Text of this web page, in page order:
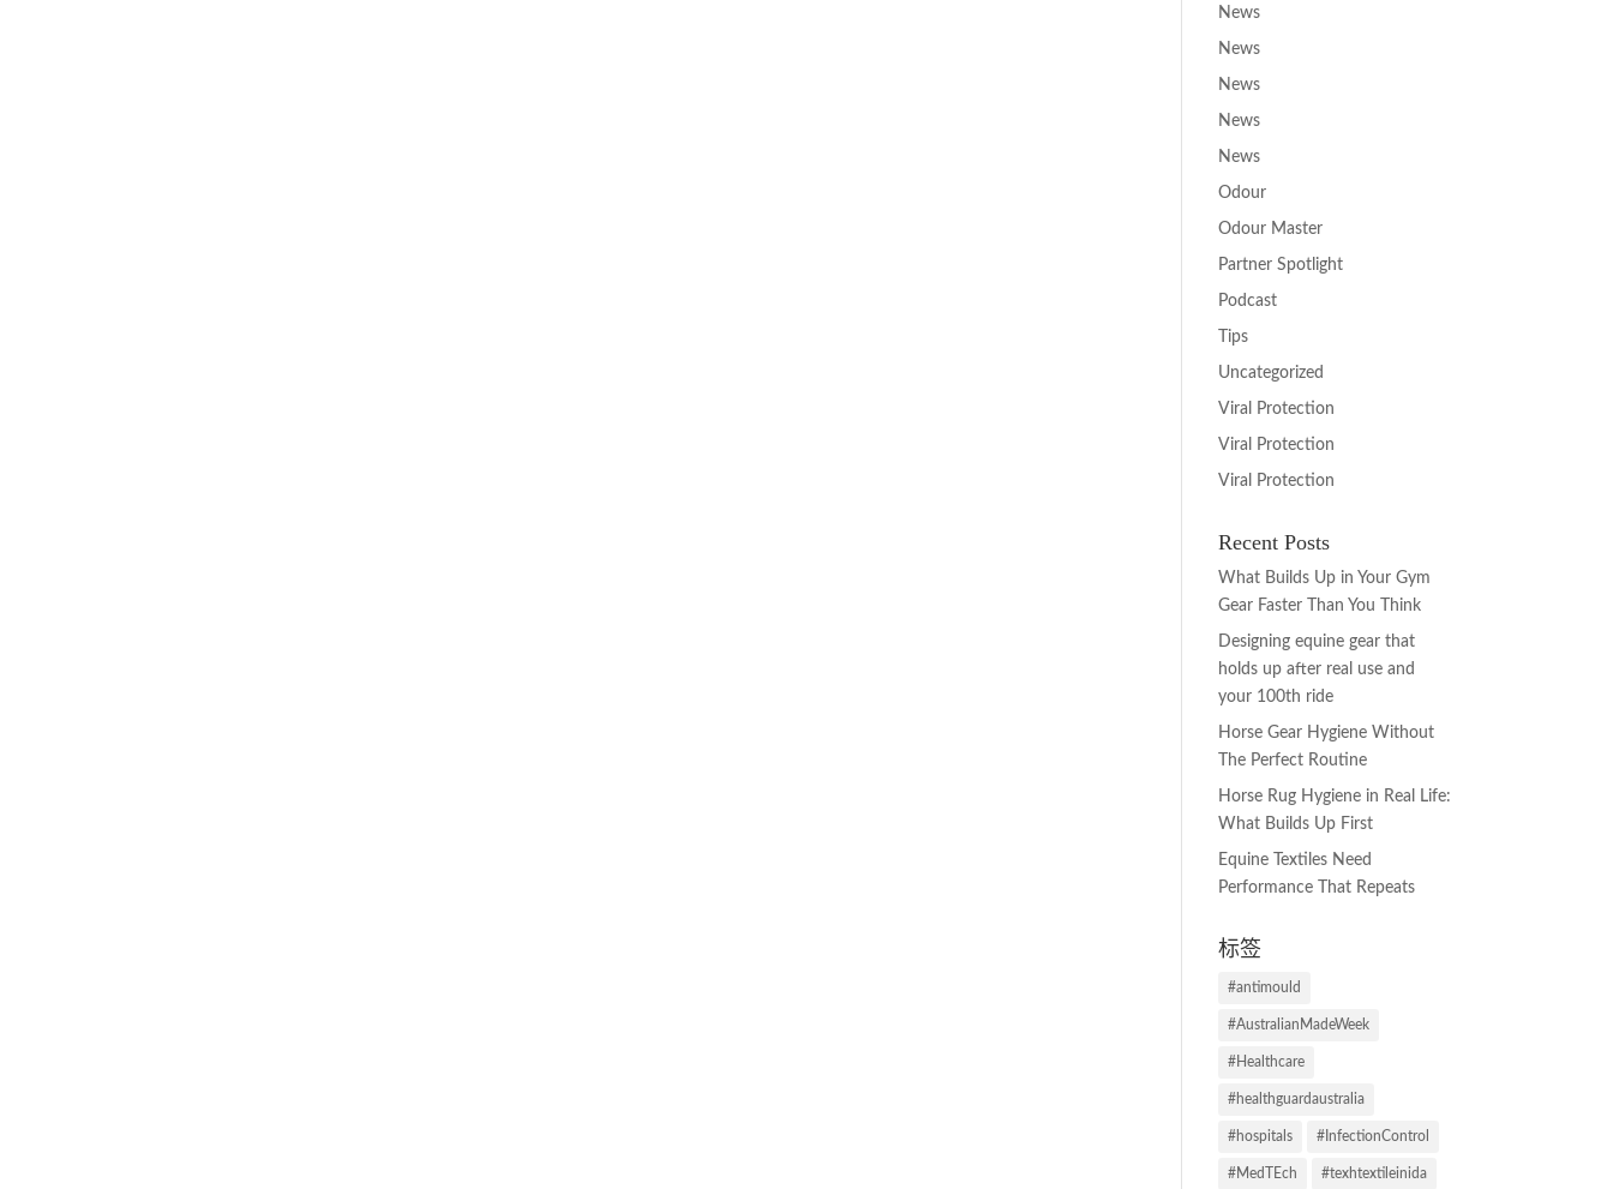
News
News
News
News
News
Odour
Odour Master
Partner Spotlight
Podcast
Tips
Uncategorized
Viral Protection
Viral Protection
Viral Protection
Recent Posts
What Builds Up in Your Gym
Gear Faster Than You Think
Designing equine gear that
holds up after real use and
your 100th ride
Horse Gear Hygiene Without
The Perfect Routine
Horse Rug Hygiene in Real Life:
What Builds Up First
Equine Textiles Need
Performance That Repeats
标签
#antimould
#AustralianMadeWeek
#Healthcare
#healthguardaustralia
#hospitals #InfectionControl
#MedTEch #texhtextileinida